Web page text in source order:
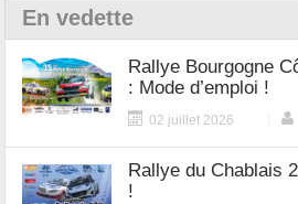
En vedette
Rallye Bourgogne
: Mode d’emploi !
02 juillet 2026
Rallye du Chablais
!